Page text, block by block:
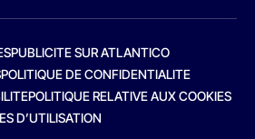
PUBLICITE SUR ATLANTICO
POLITIQUE DE CONFIDENTIALITE
POLITIQUE RELATIVE AUX COOKIES
D’UTILISATION